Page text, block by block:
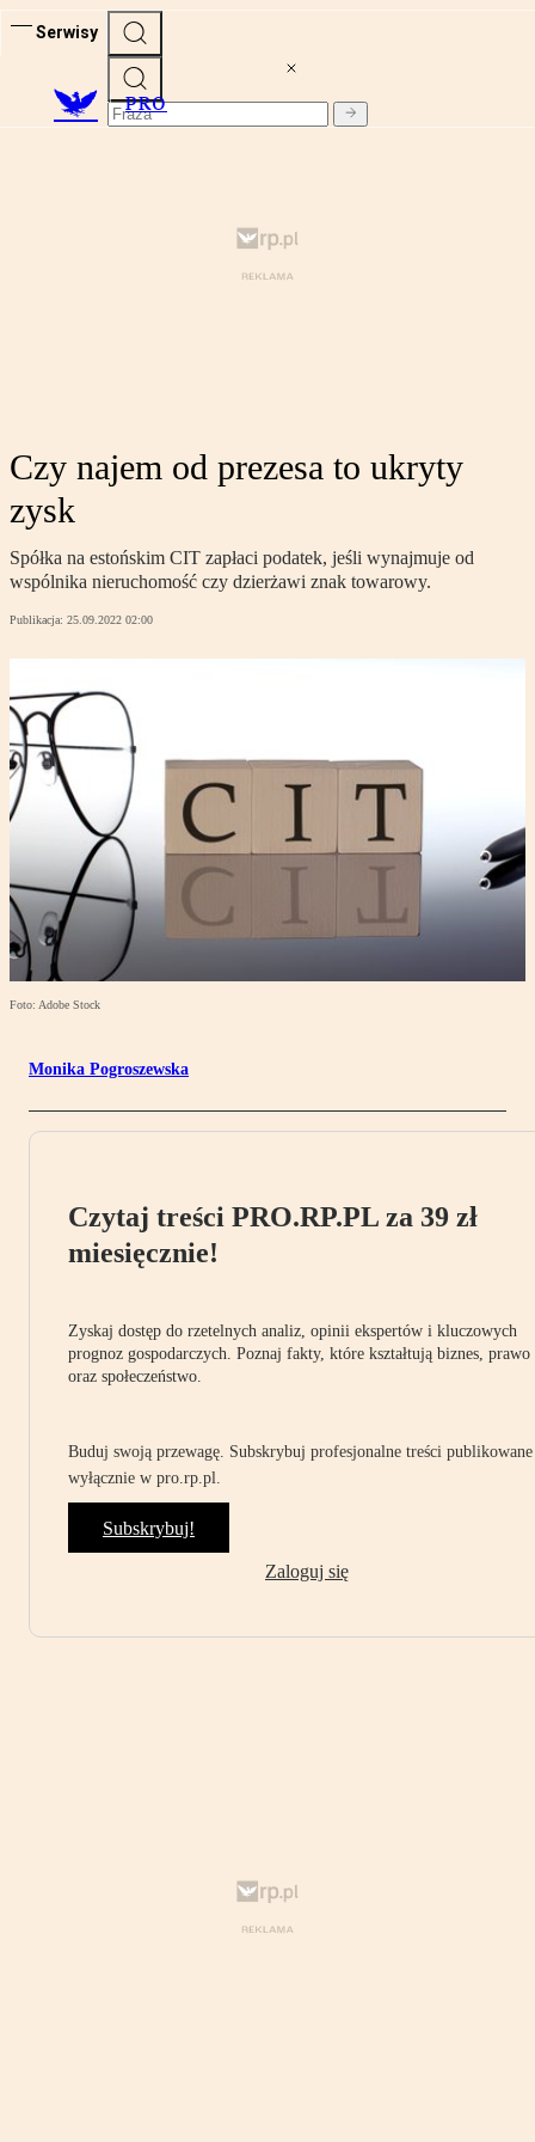
Serwisy
PRO
Czy najem od prezesa to ukryty
zysk
Spółka na estońskim CIT zapłaci podatek, jeśli wynajmuje od
wspólnika nieruchomość czy dzierżawi znak towarowy.
Publikacja: 25.09.2022 02:00
Foto: Adobe Stock
Monika Pogroszewska
Czytaj treści PRO.RP.PL za 39 zł
miesięcznie!
Zyskaj dostęp do rzetelnych analiz, opinii ekspertów i kluczowych
prognoz gospodarczych. Poznaj fakty, które kształtują biznes, prawo
oraz społeczeństwo.
Buduj swoją przewagę. Subskrybuj profesjonalne treści publikowane
wyłącznie w pro.rp.pl.
Subskrybuj!
Zaloguj się